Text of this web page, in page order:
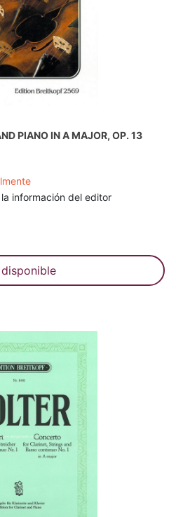
PIANO IN A MAJOR, OP. 13
información del editor